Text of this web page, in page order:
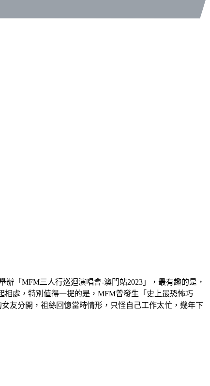
「MFM三人行巡迴演唱會-澳門站2023」，最有趣的是，
處，特別值得一提的是，MFM曾發生「史上最恐怖巧
友分開，祖絲回憶當時情形，只怪自己工作太忙，幾年下